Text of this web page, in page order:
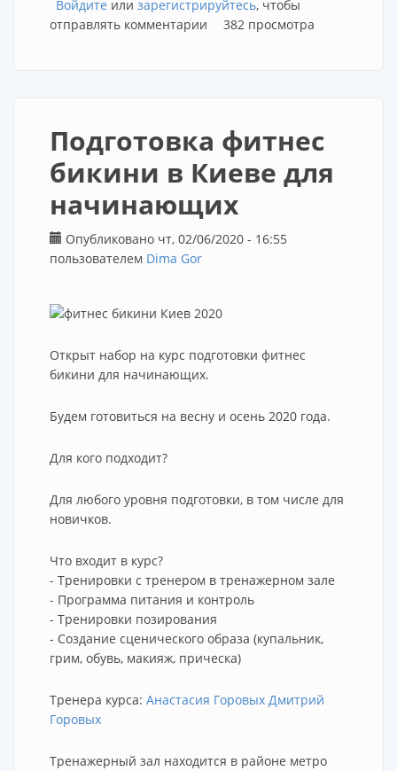
Тренировка спины
Войдите или зарегистрируйтесь, чтобы
отправлять комментарии
382 просмотра
Подготовка фитнес
бикини в Киеве для
начинающих
Опубликовано чт, 02/06/2020 - 16:55
пользователем Dima Gor
Открыт набор на курс подготовки фитнес
бикини для начинающих.
Будем готовиться на весну и осень 2020 года.
Для кого подходит?
Для любого уровня подготовки, в том числе для
новичков.
Что входит в курс?
- Тренировки с тренером в тренажерном зале
- Программа питания и контроль
- Тренировки позирования
- Создание сценического образа (купальник,
грим, обувь, макияж, прическа)
Тренера курса: Анастасия Горовых Дмитрий
Горовых
Тренажерный зал находится в районе метро